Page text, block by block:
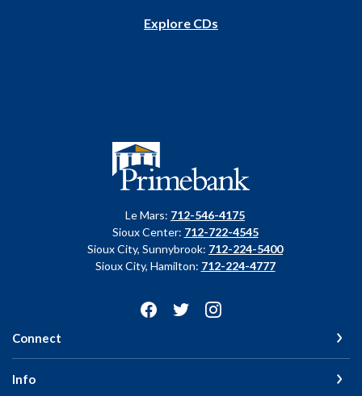
Explore CDs
Primebank
Le Mars: 712-546-4175
Sioux Center: 712-722-4545
Sioux City, Sunnybrook: 712-224-5400
Sioux City, Hamilton: 712-224-4777
Connect
Info